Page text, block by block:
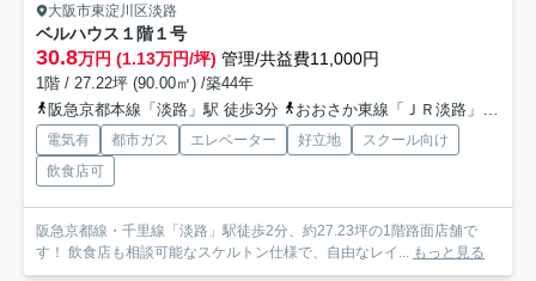
大阪市東淀川区淡路
ベルハウス １階１号
30.8万円 (1.13万円/坪) 管理/共益費11,000円
1階 / 27.22坪 (90.00㎡) /築44年
阪急京都本線「淡路」駅 徒歩3分
おおさか東線「ＪＲ淡路」駅 徒歩8分
電気有 都市ガス エレベーター 好立地
スクール向け
飲食店可
阪急京都線・千里線「淡路」駅徒歩2分、約27.23坪の1階路面店舗で
す！ 飲食店も相談可能なスケルトン仕様で、自由なレイ...
もっと見る